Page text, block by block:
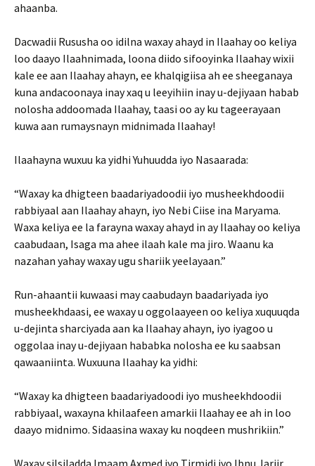
ahaanba.
Dacwadii Rususha oo idilna waxay ahayd in Ilaahay oo keliya
loo daayo Ilaahnimada, loona diido sifooyinka Ilaahay wixii
kale ee aan Ilaahay ahayn, ee khalqigiisa ah ee sheeganaya
kuna andacoonaya inay xaq u leeyihiin inay u-dejiyaan habab
nolosha addoomada Ilaahay, taasi oo ay ku tageerayaan
kuwa aan rumaysnayn midnimada Ilaahay!
Ilaahayna wuxuu ka yidhi Yuhuudda iyo Nasaarada:
“Waxay ka dhigteen baadariyadoodii iyo musheekhdoodii
rabbiyaal aan Ilaahay ahayn, iyo Nebi Ciise ina Maryama.
Waxa keliya ee la farayna waxay ahayd in ay Ilaahay oo keliya
caabudaan, Isaga ma ahee ilaah kale ma jiro. Waanu ka
nazahan yahay waxay ugu shariik yeelayaan.”
Run-ahaantii kuwaasi may caabudayn baadariyada iyo
musheekhdaasi, ee waxay u oggolaayeen oo keliya xuquuqda
u-dejinta sharciyada aan ka Ilaahay ahayn, iyo iyagoo u
oggolaa inay u-dejiyaan hababka nolosha ee ku saabsan
qawaaniinta. Wuxuuna Ilaahay ka yidhi:
“Waxay ka dhigteen baadariyadoodi iyo musheekhdoodii
rabbiyaal, waxayna khilaafeen amarkii Ilaahay ee ah in loo
daayo midnimo. Sidaasina waxay ku noqdeen mushrikiin.”
Waxay silsiladda Imaam Axmed iyo Tirmidi iyo Ibnu Jariir